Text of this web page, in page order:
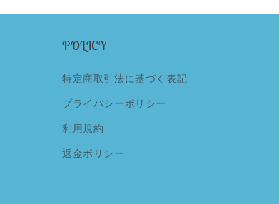
POLICY
特定商取引法に基づく表記
プライバシーポリシー
利用規約
返金ポリシー